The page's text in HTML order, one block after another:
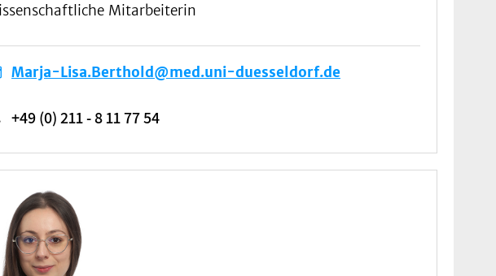
Mitarbeiterin
Marja-Lisa.Berthold@med.uni-duesseldorf.de
+49 (0) 211 - 8 11 77 54